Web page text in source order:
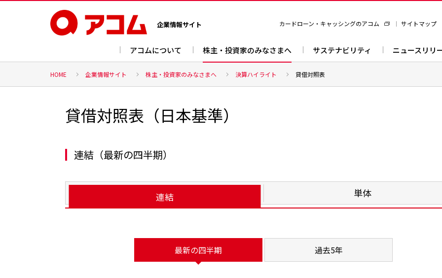
企業情報サイト カードローン・キャッシングのアコム サイトマップ
アコムについて 株主・投資家のみなさまへ サステナビリティ ニュースリリ
HOME 企業情報サイト 株主・投資家のみなさまへ 決算ハイライト 貸借対照表
貸借対照表（日本基準）
連結（最新の四半期）
連結 単体
最新の四半期 過去5年